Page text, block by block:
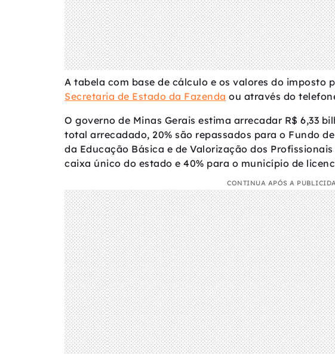
A tabela com base de cálculo e os valores do imposto
Secretaria de Estado da Fazenda ou através do
O governo de Minas Gerais estima arrecadar R$ 6,33
total arrecadado, 20% são repassados para o Fundo
da Educação Básica e de Valorização dos
caixa único do estado e 40% para o município de
CONTINUA APÓS A